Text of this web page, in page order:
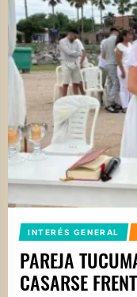
INTERÉS GENERAL
PAREJA
CASARSE